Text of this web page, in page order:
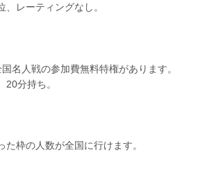
レーティングなし。
名人戦の参加費無料特権があります。
分持ち。
枠の人数が全国に行けます。